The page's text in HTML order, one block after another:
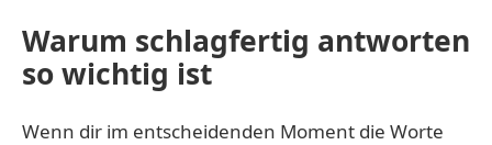
Warum schlagfertig antworten
so wichtig ist
Wenn dir im entscheidenden Moment die Worte